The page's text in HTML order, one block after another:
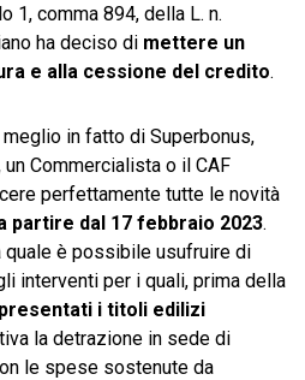
1, comma 894, della L. n.
ha deciso di mettere un
e alla cessione del credito.
in fatto di Superbonus,
Commercialista o il CAF
perfettamente tutte le novità
partire dal 17 febbraio 2023.
quale è possibile usufruire di
interventi per i quali, prima della
i titoli edilizi
la detrazione in sede di
le spese sostenute da